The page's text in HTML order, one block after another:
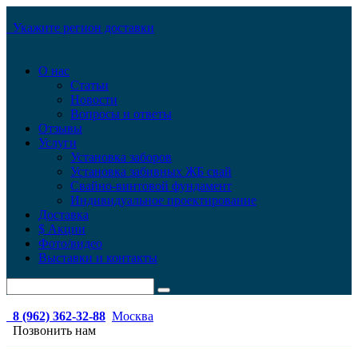
Укажите регион доставки
О нас
Статьи
Новости
Вопросы и ответы
Отзывы
Услуги
Установка заборов
Установка забивных ЖБ свай
Свайно-винтовой фундамент
Индивидуальное проектирование
Доставка
$ Акции
Фото/видео
Выставки и контакты
8 (962) 362-32-88 Москва
Позвонить нам